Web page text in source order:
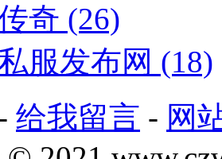
奇 (26)
服发布网 (18)
给我留言 - 网